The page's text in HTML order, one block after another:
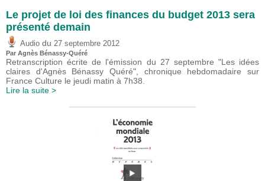
Le projet de loi des finances du budget 2013 sera
présenté demain
Audio du 27 septembre 2012
Par Agnès Bénassy-Quéré
Retranscription écrite de l'émission du 27 septembre "Les idées
claires d'Agnès Bénassy Quéré", chronique hebdomadaire sur
France Culture le jeudi matin à 7h38.
Lire la suite >